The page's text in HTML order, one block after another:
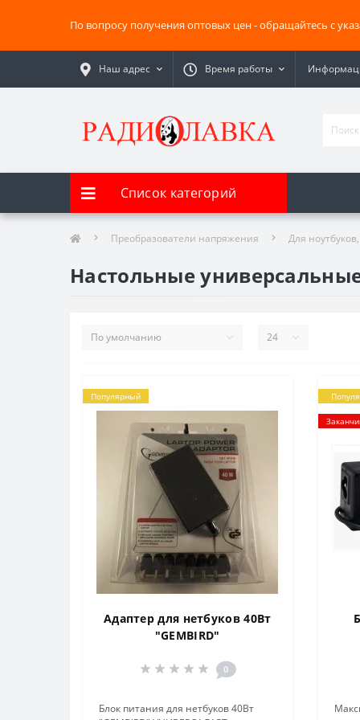
По вопросу получения оптовых цен - обращайтесь с
Наш адрес Время работы
Список категорий
Преобразователи напряжения Для
Настольные
Популярный
Адаптер для нетбуков 40Вт
"GEMBIRD"
0
Блок питания для нетбуков 40Вт